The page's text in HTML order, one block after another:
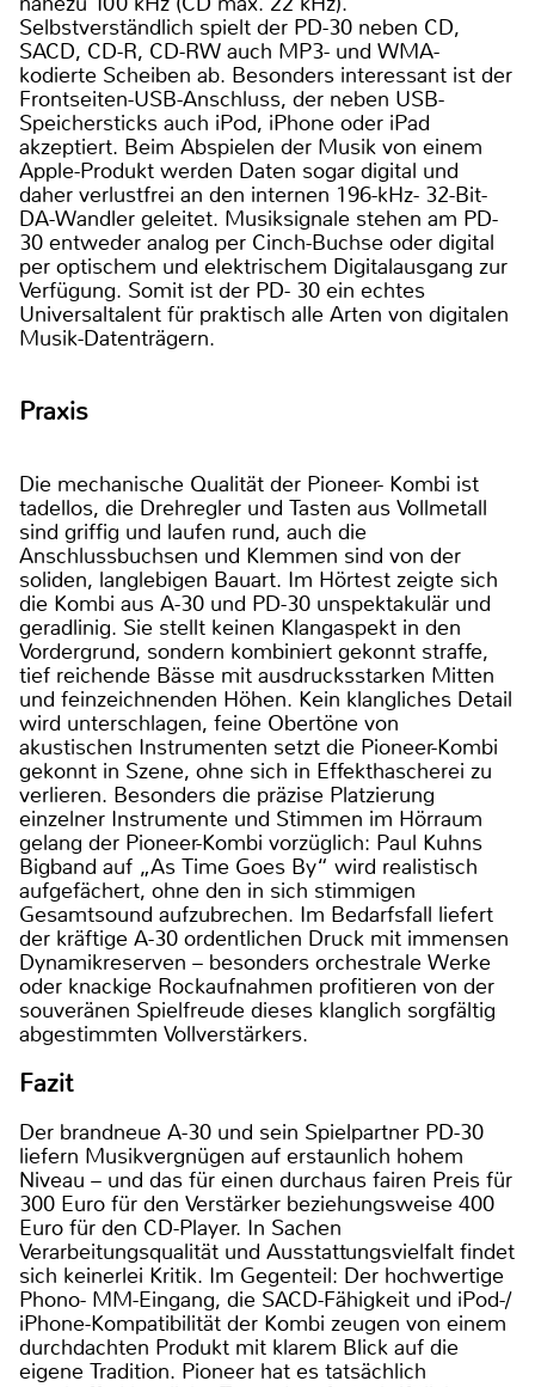
Selbstverständlich spielt der PD-30 neben CD,
SACD, CD-R, CD-RW auch MP3- und WMA-
kodierte Scheiben ab. Besonders interessant ist der
Frontseiten-USB-Anschluss, der neben USB-
Speichersticks auch iPod, iPhone oder iPad
akzeptiert. Beim Abspielen der Musik von einem
Apple-Produkt werden Daten sogar digital und
daher verlustfrei an den internen 196-kHz- 32-Bit-
DA-Wandler geleitet. Musiksignale stehen am PD-
30 entweder analog per Cinch-Buchse oder digital
per optischem und elektrischem Digitalausgang zur
Verfügung. Somit ist der PD- 30 ein echtes
Universaltalent für praktisch alle Arten von digitalen
Musik-Datenträgern.
Praxis
Die mechanische Qualität der Pioneer- Kombi ist
tadellos, die Drehregler und Tasten aus Vollmetall
sind griffig und laufen rund, auch die
Anschlussbuchsen und Klemmen sind von der
soliden, langlebigen Bauart. Im Hörtest zeigte sich
die Kombi aus A-30 und PD-30 unspektakulär und
geradlinig. Sie stellt keinen Klangaspekt in den
Vordergrund, sondern kombiniert gekonnt straffe,
tief reichende Bässe mit ausdrucksstarken Mitten
und feinzeichnenden Höhen. Kein klangliches Detail
wird unterschlagen, feine Obertöne von
akustischen Instrumenten setzt die Pioneer-Kombi
gekonnt in Szene, ohne sich in Effekthascherei zu
verlieren. Besonders die präzise Platzierung
einzelner Instrumente und Stimmen im Hörraum
gelang der Pioneer-Kombi vorzüglich: Paul Kuhns
Bigband auf „As Time Goes By“ wird realistisch
aufgefächert, ohne den in sich stimmigen
Gesamtsound aufzubrechen. Im Bedarfsfall liefert
der kräftige A-30 ordentlichen Druck mit immensen
Dynamikreserven – besonders orchestrale Werke
oder knackige Rockaufnahmen profitieren von der
souveränen Spielfreude dieses klanglich sorgfältig
abgestimmten Vollverstärkers.
Fazit
Der brandneue A-30 und sein Spielpartner PD-30
liefern Musikvergnügen auf erstaunlich hohem
Niveau – und das für einen durchaus fairen Preis für
300 Euro für den Verstärker beziehungsweise 400
Euro für den CD-Player. In Sachen
Verarbeitungsqualität und Ausstattungsvielfalt findet
sich keinerlei Kritik. Im Gegenteil: Der hochwertige
Phono- MM-Eingang, die SACD-Fähigkeit und iPod-/
iPhone-Kompatibilität der Kombi zeugen von einem
durchdachten Produkt mit klarem Blick auf die
eigene Tradition. Pioneer hat es tatsächlich